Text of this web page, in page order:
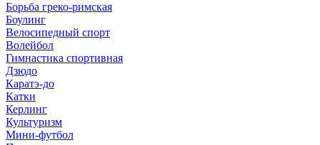
Борьба греко-римская
Боулинг
Велосипедный спорт
Волейбол
Гимнастика спортивная
Дзюдо
Каратэ-до
Катки
Керлинг
Культуризм
Мини-футбол